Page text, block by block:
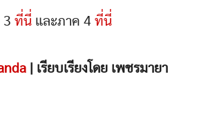
3 ที่นี่และภาค 4 ที่นี่
| เรียบเรียงโดย เพชรมายา